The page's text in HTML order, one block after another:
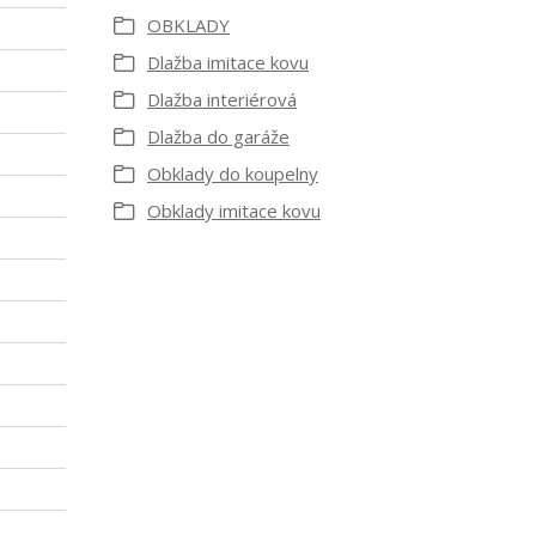
OBKLADY
Dlažba imitace kovu
Dlažba interiérová
Dlažba do garáže
Obklady do koupelny
Obklady imitace kovu